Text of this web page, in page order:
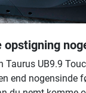
opstigning
Taurus UB9.9
end nogensinde